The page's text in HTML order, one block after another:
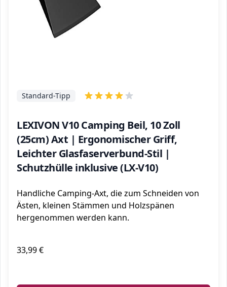
LEXIVON V10 Camping Beil, 10 Zoll
(25cm) Axt | Ergonomischer Griff,
Leichter Glasfaserverbund-Stil |
Schutzhülle inklusive (LX-V10)
Standard-Tipp
Handliche Camping-Axt, die zum Schneiden von
Ästen, kleinen Stämmen und Holzspänen
hergenommen werden kann.
33,99 €